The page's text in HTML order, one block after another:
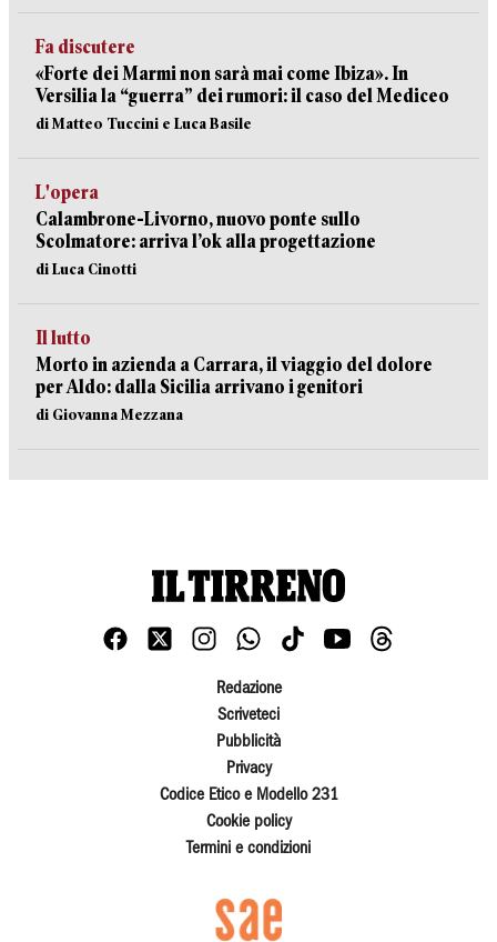
Fa discutere
«Forte dei Marmi non sarà mai come Ibiza». In
Versilia la “guerra” dei rumori: il caso del Mediceo
di Matteo Tuccini e Luca Basile
L'opera
Calambrone-Livorno, nuovo ponte sullo
Scolmatore: arriva l’ok alla progettazione
di Luca Cinotti
Il lutto
Morto in azienda a Carrara, il viaggio del dolore
per Aldo: dalla Sicilia arrivano i genitori
di Giovanna Mezzana
Redazione
Scriveteci
Pubblicità
Privacy
Codice Etico e Modello 231
Cookie policy
Termini e condizioni